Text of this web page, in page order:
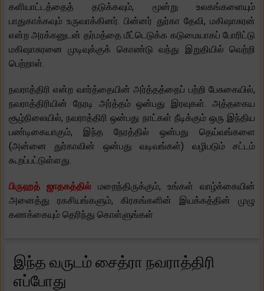
களியாட்டத்தைத் தடுக்கவும், மூன்று உலகங்களையும்
பாதுகாக்கவும் உருவாக்கினர். பின்னர் துர்கா தேவி, மகிஷாசுரன்
என்ற அரக்கனுடன் தர்மத்தை மீட்டெடுக்க கடுமையாகப் போரிட்டு
மகிஷாசுரனை முடிவுக்குக் கொண்டு வந்து இறுதியில் வெற்றி
பெற்றாள்.
நவராத்திரி என்ற வார்த்தையின் அர்த்தத்தைப் பற்றி பேசுகையில்,
நவராத்திரியின் நேரடி அர்த்தம் ஒன்பது இரவுகள். அத்தகைய
சூழ்நிலையில், நவராத்திரி ஒன்பது நாட்கள் நீடிக்கும் ஒரு இந்திய
பண்டிகையாகும், இந்த நேரத்தில் ஒன்பது தெய்வங்களை
(அன்னை துர்காவின் ஒன்பது வடிவங்கள்) வழிபடும் சட்டம்
கூறப்பட்டுள்ளது.
பிருஹத் ஜாதகத்தில் மறைந்திருக்கும், உங்கள் வாழ்க்கையின்
அனைத்து ரகசியங்களும், கிரகங்களின் இயக்கத்தின் முழு
கணக்கையும் தெரிந்து கொள்ளுங்கள்
இந்த வருடம் சைத்ரா நவராத்திரி
எப்போது